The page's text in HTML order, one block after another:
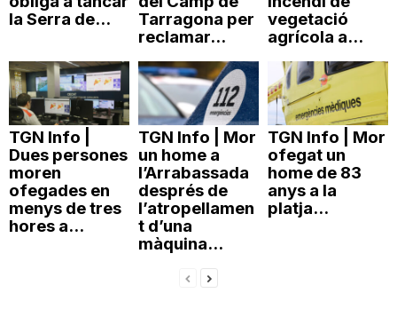
la Serra de...
Tarragona per
reclamar...
vegetació
agrícola a...
TGN Info |
Dues persones
moren
ofegades en
menys de tres
hores a...
TGN Info | Mor
un home a
l’Arrabassada
després de
l’atropellamen
t d’una
màquina...
TGN Info | Mor
ofegat un
home de 83
anys a la
platja...